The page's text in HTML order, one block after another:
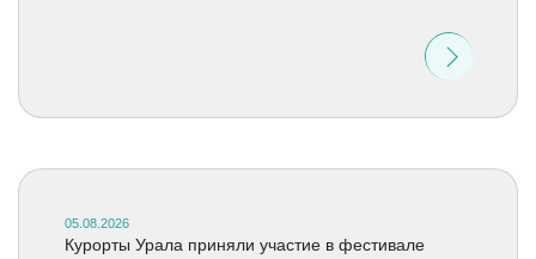
05.08.2026
Курорты Урала приняли участие в фестивале